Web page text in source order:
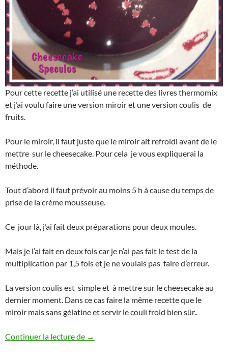
Pour cette recette j’ai utilisé une recette des livres thermomix
et j’ai voulu faire une version miroir et une version coulis de
fruits.
Pour le miroir, il faut juste que le miroir ait refroidi avant de le
mettre sur le cheesecake. Pour cela je vous expliquerai la
méthode.
Tout d’abord il faut prévoir au moins 5 h à cause du temps de
prise de la crème mousseuse.
Ce jour là, j’ai fait deux préparations pour deux moules.
Mais je l’ai fait en deux fois car je n’ai pas fait le test de la
multiplication par 1,5 fois et je ne voulais pas faire d’erreur.
La version coulis est simple et à mettre sur le cheesecake au
dernier moment. Dans ce cas faire la même recette que le
miroir mais sans gélatine et servir le couli froid bien sûr..
Continuer la lecture de Cheesecake Speculos miroir ou coulis
→